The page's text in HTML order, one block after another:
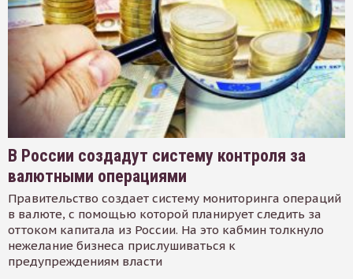
В России создадут систему контроля за
валютными операциями
Правительство создает систему мониторинга операций
в валюте, с помощью которой планирует следить за
оттоком капитала из России. На это кабмин толкнуло
нежелание бизнеса прислушиваться к
предупреждениям власти